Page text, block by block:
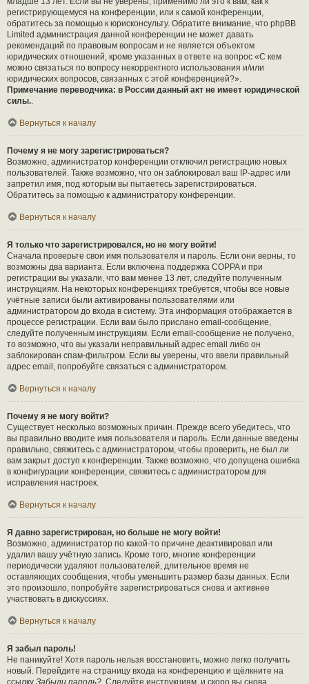
регистрирующемуся на конференции, или к самой конференции,
обратитесь за помощью к юрисконсульту. Обратите внимание, что phpBB
Limited администрация данной конференции не может давать
рекомендаций по правовым вопросам и не является объектом
юридических отношений, кроме указанных в ответе на вопрос «С кем
можно связаться по вопросу некорректного использования и/или
юридических вопросов, связанных с этой конференцией?».
Примечание переводчика: в России данный акт не имеет юридической
силы..
Вернуться к началу
Почему я не могу зарегистрироваться?
Возможно, администратор конференции отключил регистрацию новых
пользователей. Также возможно, что он заблокировал ваш IP-адрес или
запретил имя, под которым вы пытаетесь зарегистрироваться.
Обратитесь за помощью к администратору конференции.
Вернуться к началу
Я только что зарегистрировался, но не могу войти!
Сначала проверьте свои имя пользователя и пароль. Если они верны, то
возможны два варианта. Если включена поддержка COPPA и при
регистрации вы указали, что вам менее 13 лет, следуйте полученным
инструкциям. На некоторых конференциях требуется, чтобы все новые
учётные записи были активированы пользователями или
администратором до входа в систему. Эта информация отображается в
процессе регистрации. Если вам было прислано email-сообщение,
следуйте полученным инструкциям. Если email-сообщение не получено,
то возможно, что вы указали неправильный адрес email либо он
заблокирован спам-фильтром. Если вы уверены, что ввели правильный
адрес email, попробуйте связаться с администратором.
Вернуться к началу
Почему я не могу войти?
Существует несколько возможных причин. Прежде всего убедитесь, что
вы правильно вводите имя пользователя и пароль. Если данные введены
правильно, свяжитесь с администратором, чтобы проверить, не был ли
вам закрыт доступ к конференции. Также возможно, что допущена ошибка
в конфигурации конференции, свяжитесь с администратором для
исправления настроек.
Вернуться к началу
Я давно зарегистрирован, но больше не могу войти!
Возможно, администратор по какой-то причине деактивировал или
удалил вашу учётную запись. Кроме того, многие конференции
периодически удаляют пользователей, длительное время не
оставляющих сообщения, чтобы уменьшить размер базы данных. Если
это произошло, попробуйте зарегистрироваться снова и активнее
участвовать в дискуссиях.
Вернуться к началу
Я забыл пароль!
Не паникуйте! Хотя пароль нельзя восстановить, можно легко получить
новый. Перейдите на страницу входа на конференцию и щёлкните на
ссылку Забыли пароль?. Следуйте инструкциям, и скоро вы снова